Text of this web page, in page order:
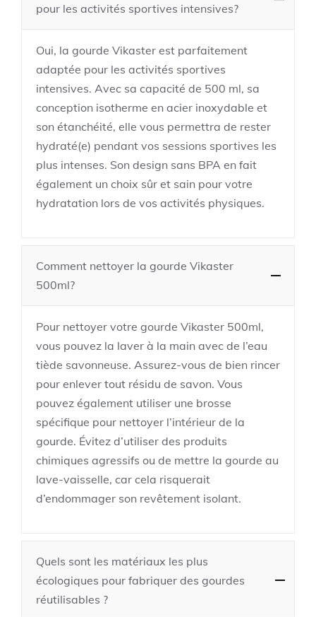
pour les activités sportives intensives?
Oui, la gourde Vikaster est parfaitement
adaptée pour les activités sportives
intensives. Avec sa capacité de 500 ml, sa
conception isotherme en acier inoxydable et
son étanchéité, elle vous permettra de rester
hydraté(e) pendant vos sessions sportives les
plus intenses. Son design sans BPA en fait
également un choix sûr et sain pour votre
hydratation lors de vos activités physiques.
Comment nettoyer la gourde Vikaster
500ml?
Pour nettoyer votre gourde Vikaster 500ml,
vous pouvez la laver à la main avec de l’eau
tiède savonneuse. Assurez-vous de bien rincer
pour enlever tout résidu de savon. Vous
pouvez également utiliser une brosse
spécifique pour nettoyer l’intérieur de la
gourde. Évitez d’utiliser des produits
chimiques agressifs ou de mettre la gourde au
lave-vaisselle, car cela risquerait
d’endommager son revêtement isolant.
Quels sont les matériaux les plus
écologiques pour fabriquer des gourdes
réutilisables ?